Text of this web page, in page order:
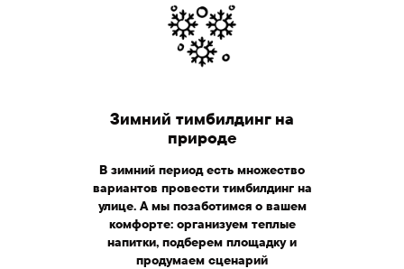
Зимний тимбилдинг на
природе
В зимний период есть множество
вариантов провести тимбилдинг на
улице. А мы позаботимся о вашем
комфорте: организуем теплые
напитки, подберем площадку и
продумаем сценарий